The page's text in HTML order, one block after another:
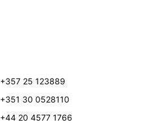
+357 25 123889
+351 30 0528110
+44 20 4577 1766